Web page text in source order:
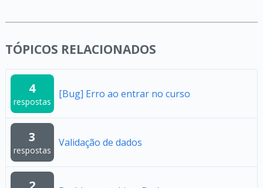
TÓPICOS RELACIONADOS
4
respostas
[Bug] Erro ao entrar no curso
3
respostas
Validação de dados